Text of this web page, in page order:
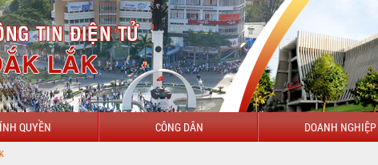
QUYỀN CÔNG DÂN DOANH NGHIỆP